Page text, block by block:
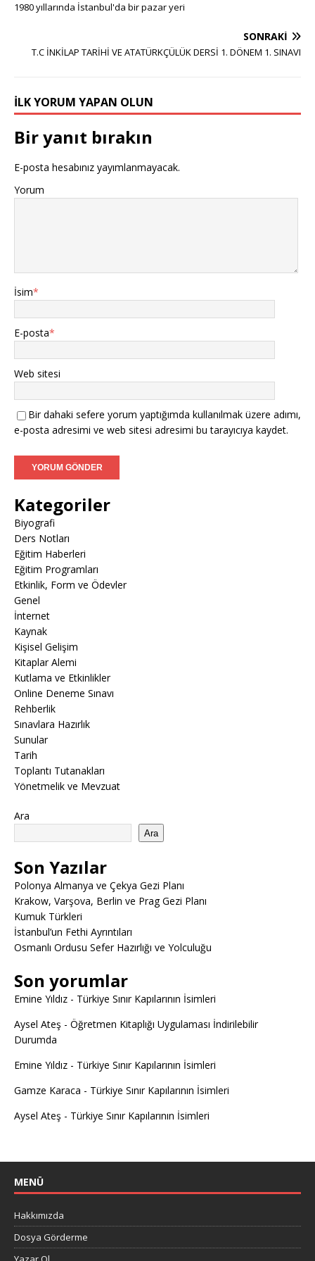
1980 yıllarında İstanbul'da bir pazar yeri
SONRAKI
T.C İNKİLAP TARİHİ VE ATATÜRKÇÜLÜK DERSİ 1. DÖNEM 1. SINAVI
İLK YORUM YAPAN OLUN
Bir yanıt bırakın
E-posta hesabınız yayımlanmayacak.
Yorum
İsim*
E-posta*
Web sitesi
Bir dahaki sefere yorum yaptığımda kullanılmak üzere adımı,
e-posta adresimi ve web sitesi adresimi bu tarayıcıya kaydet.
Kategoriler
Biyografi
Ders Notları
Eğitim Haberleri
Eğitim Programları
Etkinlik, Form ve Ödevler
Genel
İnternet
Kaynak
Kişisel Gelişim
Kitaplar Alemi
Kutlama ve Etkinlikler
Online Deneme Sınavı
Rehberlik
Sınavlara Hazırlık
Sunular
Tarih
Toplantı Tutanakları
Yönetmelik ve Mevzuat
Ara
Ara
Son Yazılar
Polonya Almanya ve Çekya Gezi Planı
Krakow, Varşova, Berlin ve Prag Gezi Planı
Kumuk Türkleri
İstanbul’un Fethi Ayrıntıları
Osmanlı Ordusu Sefer Hazırlığı ve Yolculuğu
Son yorumlar
Emine Yıldız - Türkiye Sınır Kapılarının İsimleri
Aysel Ateş - Öğretmen Kitaplığı Uygulaması İndirilebilir
Durumda
Emine Yıldız - Türkiye Sınır Kapılarının İsimleri
Gamze Karaca - Türkiye Sınır Kapılarının İsimleri
Aysel Ateş - Türkiye Sınır Kapılarının İsimleri
MENÜ
Hakkımızda
Dosya Görderme